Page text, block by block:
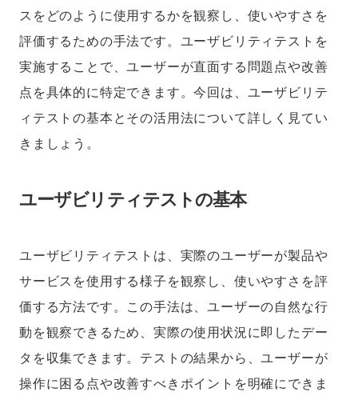
スをどのように使用するかを観察し、使いやすさを
評価するための手法です。ユーザビリティテストを
実施することで、ユーザーが直面する問題点や改善
点を具体的に特定できます。今回は、ユーザビリテ
ィテストの基本とその活用法について詳しく見てい
きましょう。
ユーザビリティテストの基本
ユーザビリティテストは、実際のユーザーが製品や
サービスを使用する様子を観察し、使いやすさを評
価する方法です。この手法は、ユーザーの自然な行
動を観察できるため、実際の使用状況に即したデー
タを収集できます。テストの結果から、ユーザーが
操作に困る点や改善すべきポイントを明確にできま